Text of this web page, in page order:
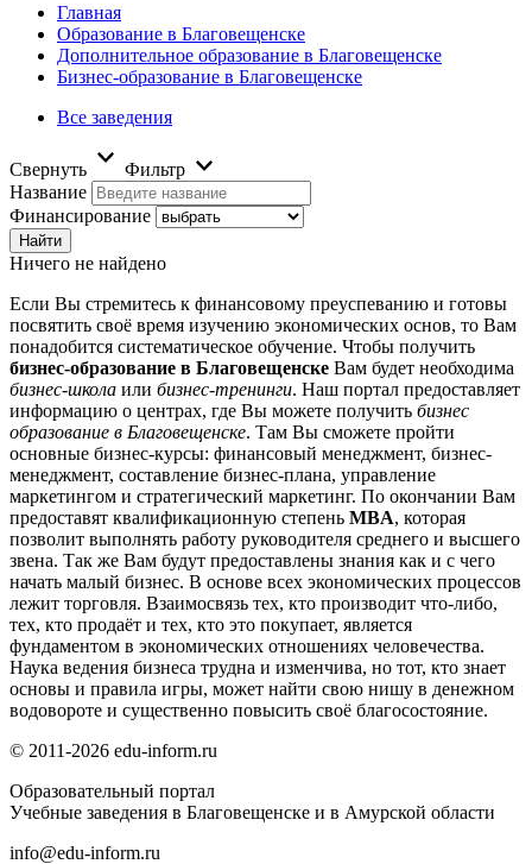
Главная
Образование в Благовещенске
Дополнительное образование в Благовещенске
Бизнес-образование в Благовещенске
Все заведения
Свернуть
Фильтр
Название
Финансирование
Ничего не найдено
Если Вы стремитесь к финансовому преуспеванию и готовы
посвятить своё время изучению экономических основ, то Вам
понадобится систематическое обучение. Чтобы получить
бизнес-образование в Благовещенске Вам будет необходима
бизнес-школа или бизнес-тренинги. Наш портал предоставляет
информацию о центрах, где Вы можете получить бизнес
образование в Благовещенске. Там Вы сможете пройти
основные бизнес-курсы: финансовый менеджмент, бизнес-
менеджмент, составление бизнес-плана, управление
маркетингом и стратегический маркетинг. По окончании Вам
предоставят квалификационную степень MBA, которая
позволит выполнять работу руководителя среднего и высшего
звена. Так же Вам будут предоставлены знания как и с чего
начать малый бизнес. В основе всех экономических процессов
лежит торговля. Взаимосвязь тех, кто производит что-либо,
тех, кто продаёт и тех, кто это покупает, является
фундаментом в экономических отношениях человечества.
Наука ведения бизнеса трудна и изменчива, но тот, кто знает
основы и правила игры, может найти свою нишу в денежном
водовороте и существенно повысить своё благосостояние.
© 2011-2026 edu-inform.ru
Образовательный портал
Учебные заведения в Благовещенске и в Амурской области
info@edu-inform.ru